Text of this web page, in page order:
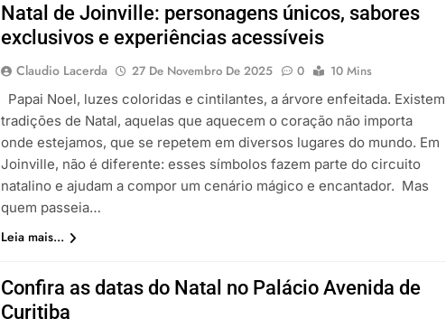
Natal de Joinville: personagens únicos, sabores
exclusivos e experiências acessíveis
Claudio Lacerda 27 De Novembro De 2025 0
10 Mins
Papai Noel, luzes coloridas e cintilantes, a árvore enfeitada. Existem
tradições de Natal, aquelas que aquecem o coração não importa
onde estejamos, que se repetem em diversos lugares do mundo. Em
Joinville, não é diferente: esses símbolos fazem parte do circuito
natalino e ajudam a compor um cenário mágico e encantador. Mas
quem passeia…
Leia mais...
Confira as datas do Natal no Palácio Avenida de
Curitiba